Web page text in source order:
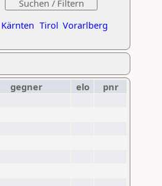
Kärnten Tirol Vorarlberg
gegner elo
pnr